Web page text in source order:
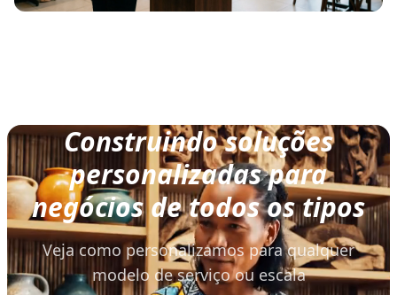
Construindo soluções
personalizadas para
negócios de todos os tipos
Veja como personalizamos para qualquer
modelo de serviço ou escala